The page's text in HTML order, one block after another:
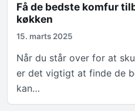
Få de bedste komfur
køkken
15. marts 2025
Når du står over for at
er det vigtigt at finde de
kan…